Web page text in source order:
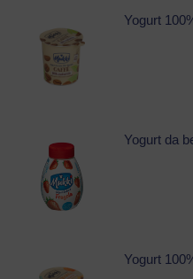
Yogurt
Yogurt da
Yogurt